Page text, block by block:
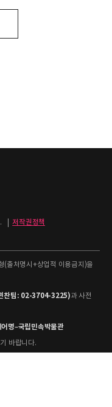
저작권정책
(출처명시+상업적 이용금지)을
찬팀: 02-3704-3225)과 사전
명–국립민속박물관
바랍니다.